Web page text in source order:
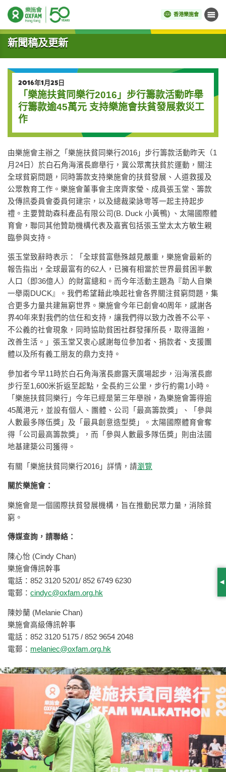
香港樂施會 目錄
開始主要內容
新聞稿及更新
2016年1月25日
「樂施扶貧同樂行2016」步行籌款活動昨舉
行籌款逾45萬元 支持樂施會扶貧發展救災工
作
由樂施會主辦之「樂施扶貧同樂行2016」步行籌款活動昨天（1
月24日）於白石角海濱長廊舉行，冀公眾寓扶貧於運動，關注
全球貧窮問題，同時籌款支持樂施會的扶貧發展、人道救援及
公眾教育工作。樂施會董事會主席齊家瑩、成員張玉堂、籌款
及傳訊委員會委員何建宗，以及總裁梁詠雩等一起主持起步
禮。主要贊助森科產品有限公司(B. Duck 小黃鴨) 、太陽國際體
育會，聯同其他贊助機構代表及嘉賓包括張玉堂太太方敏生親
臨參與支持。
張玉堂致辭時表示：「全球貧富懸殊越見嚴重，樂施會最新的
報告指出，全球最富有的62人，已擁有相當於世界最貧困半數
人口（即36億人）的財富總和。而今年活動主題為『助人自樂
一舉兩DUCK』。我們希望藉此喚起社會各界關注貧窮問題，集
合更多力量共建無窮世界。樂施會今年已創會40周年，感謝各
界40年來對我們的信任和支持，讓我們得以致力改善不公平、
不公義的社會現象，同時協助貧困社群發揮所長，取得溫飽，
改善生活。」張玉堂又衷心感謝每位參加者、捐款者、支援團
體以及所有義工朋友的鼎力支持。
參加者今早11時於白石角海濱長廊露天廣場起步，沿海濱長廊
步行至1,600米折返至起點，全長約三公里，步行約需1小時。
「樂施扶貧同樂行」今年已經是第三年舉辦，為樂施會籌得逾
45萬港元，並設有個人、團體、公司「最高籌款獎」、「參與
人數最多隊伍獎」及「最具創意造型奬」。太陽國際體育會奪
得「公司最高籌款獎」，而「參與人數最多隊伍獎」則由法國
地基建築公司獲得。
有關「樂施扶貧同樂行2016」詳情，請瀏覽
關於樂施會：
樂施會是一個國際扶貧發展機構，旨在推動民眾力量，消除貧
窮。
傳媒查詢，請聯絡：
陳心怡 (Cindy Chan)
樂施會傳訊幹事
電話：852 3120 5201/ 852 6749 6230
電郵： cindyc@oxfam.org.hk
陳妙蘭 (Melanie Chan)
樂施會高級傳訊幹事
電話：852 3120 5175 / 852 9654 2048
電郵： melaniec@oxfam.org.hk